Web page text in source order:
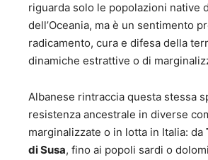
riguarda solo le popolazioni native
dell’Oceania, ma è un sentimento
radicamento, cura e difesa della
dinamiche estrattive o di
Albanese rintraccia questa stessa
resistenza ancestrale in diverse
marginalizzate o in lotta in Italia: da
di Susa, fino ai popoli sardi o